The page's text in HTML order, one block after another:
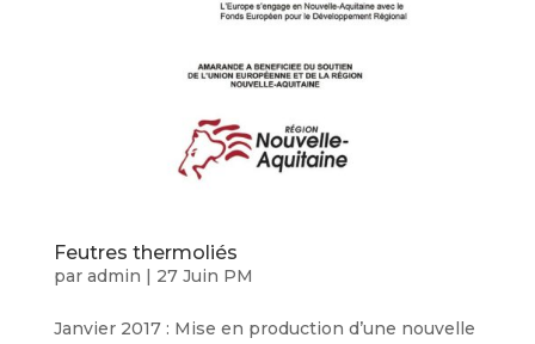
Feutres thermoliés
par admin 27 Juin PM
Janvier 2017 : Mise en production d’une nouvelle